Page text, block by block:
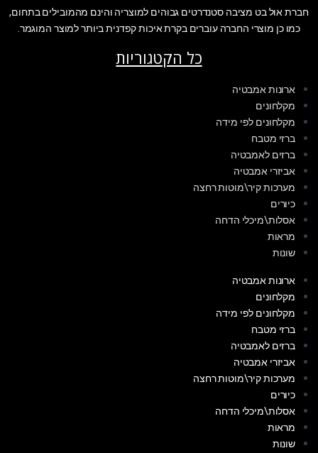
חברת אול בט מציבה סטנדרטים גבוהים למוצריה והינם מהמובילים בתחום,
כמו כן מוצרי החברה עוברים בקרת איכות קפדנית ביותר למוצר המוגמר.
כל הקטגוריות
ארונות אמבטיה
מקלחונים
מקלחונים לפי מידה
ברזי מטבח
ברזים לאמבטיה
אביזרי אמבטיה
מערכות קיר\מוטות רחצה
כיורים
אסלות\מיכלי הדחה
מראות
שונות
ארונות אמבטיה
מקלחונים
מקלחונים לפי מידה
ברזי מטבח
ברזים לאמבטיה
אביזרי אמבטיה
מערכות קיר\מוטות רחצה
כיורים
אסלות\מיכלי הדחה
מראות
שונות